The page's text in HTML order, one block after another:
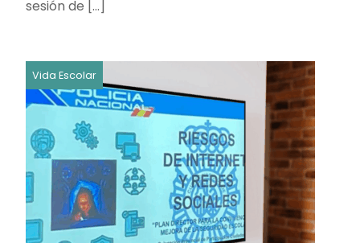
sesión de […]
Vida Escolar